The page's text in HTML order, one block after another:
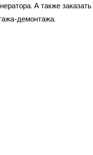
А также
демонтажа.